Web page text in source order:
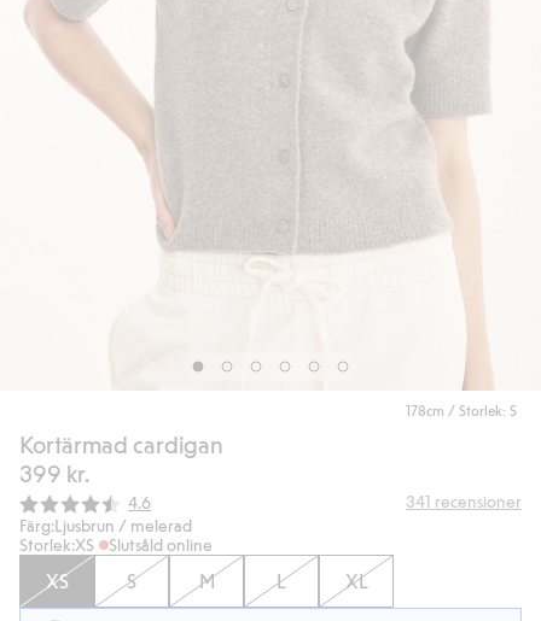
178cm / Storlek: S
Kortärmad cardigan
399 kr.
Snittbetyg:
4.6 341 recensioner
Färg:Ljusbrun / melerad
Storlek:XS Slutsåld online
XS S M L XL